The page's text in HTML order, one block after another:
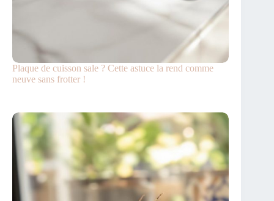
Plaque de cuisson sale ? Cette astuce la rend comme
neuve sans frotter !